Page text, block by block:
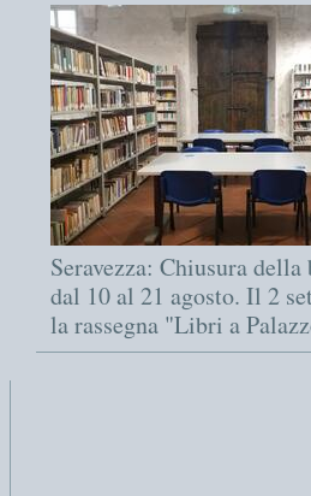
Seravezza: Chiusura
dal 10 al 21 agosto. Il 2
la rassegna "Libri a